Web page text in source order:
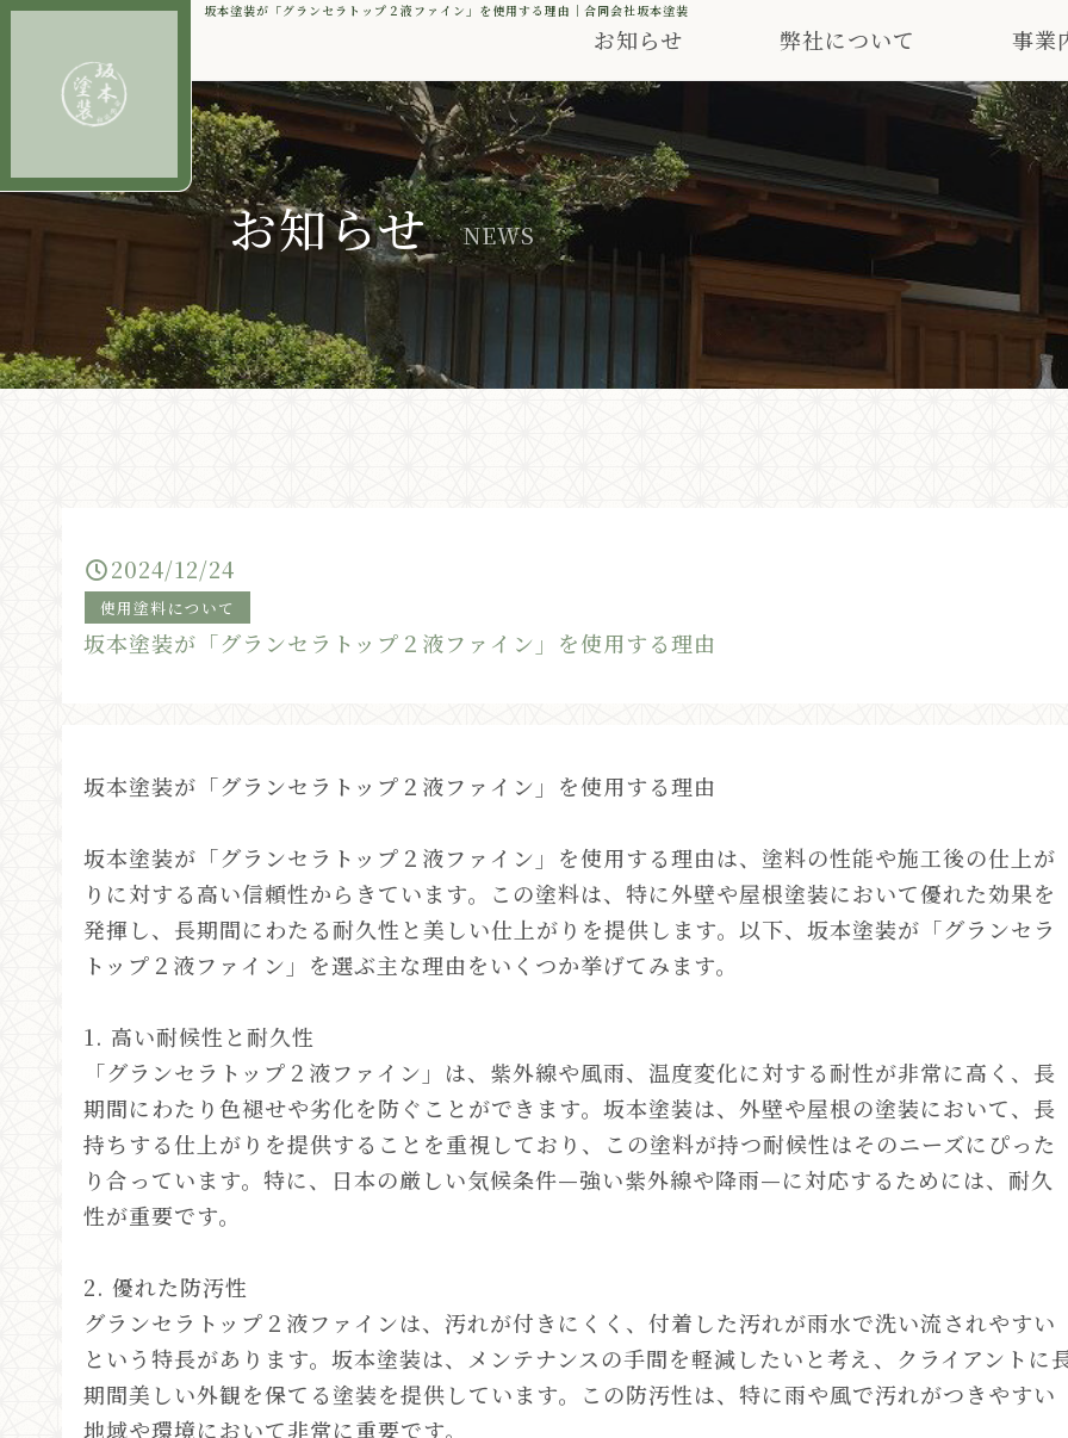
坂本塗装が「グランセラトップ２液ファイン」を使用する理由｜合同会社坂本塗装
お知らせ 弊社について 事業
お知らせ NEWS
2024/12/24
使用塗料について
坂本塗装が「グランセラトップ２液ファイン」を使用する理由
坂本塗装が「グランセラトップ２液ファイン」を使用する理由
坂本塗装が「グランセラトップ２液ファイン」を使用する理由は、塗料の性能や施工後の仕上が
りに対する高い信頼性からきています。この塗料は、特に外壁や屋根塗装において優れた効果を
発揮し、長期間にわたる耐久性と美しい仕上がりを提供します。以下、坂本塗装が「グランセラ
トップ２液ファイン」を選ぶ主な理由をいくつか挙げてみます。
1. 高い耐候性と耐久性
「グランセラトップ２液ファイン」は、紫外線や風雨、温度変化に対する耐性が非常に高く、長
期間にわたり色褪せや劣化を防ぐことができます。坂本塗装は、外壁や屋根の塗装において、長
持ちする仕上がりを提供することを重視しており、この塗料が持つ耐候性はそのニーズにぴった
り合っています。特に、日本の厳しい気候条件—強い紫外線や降雨—に対応するためには、耐久
性が重要です。
2. 優れた防汚性
グランセラトップ２液ファインは、汚れが付きにくく、付着した汚れが雨水で洗い流されやすい
という特長があります。坂本塗装は、メンテナンスの手間を軽減したいと考え、クライアントに
期間美しい外観を保てる塗装を提供しています。この防汚性は、特に雨や風で汚れがつきやすい
地域や環境において非常に重要です。